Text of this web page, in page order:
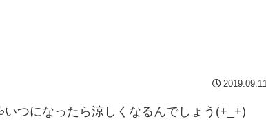
2019.09.11
つになったら涼しくなるんでしょう(+_+)